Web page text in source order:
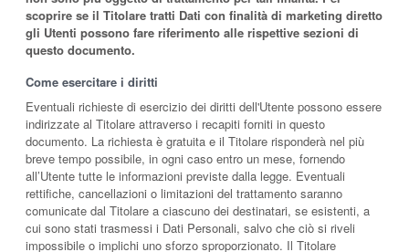
scoprire se il Titolare tratti Dati con finalità di marketing diretto
gli Utenti possono fare riferimento alle rispettive sezioni di
questo documento.
Come esercitare i diritti
Eventuali richieste di esercizio dei diritti dell'Utente possono essere
indirizzate al Titolare attraverso i recapiti forniti in questo
documento. La richiesta è gratuita e il Titolare risponderà nel più
breve tempo possibile, in ogni caso entro un mese, fornendo
all’Utente tutte le informazioni previste dalla legge. Eventuali
rettifiche, cancellazioni o limitazioni del trattamento saranno
comunicate dal Titolare a ciascuno dei destinatari, se esistenti, a
cui sono stati trasmessi i Dati Personali, salvo che ciò si riveli
impossibile o implichi uno sforzo sproporzionato. Il Titolare